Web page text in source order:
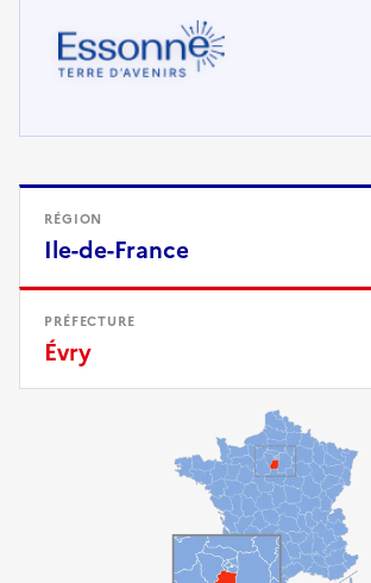
RÉGION
Ile-de-France
PRÉFECTURE
Évry